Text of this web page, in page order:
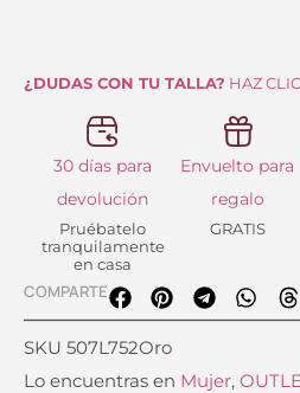
¿DUDAS CON TU TALLA? HAZ
30 días para
devolución
Pruébatelo
tranquilamente
en casa
Envuelto para
regalo
GRATIS
COMPARTE
SKU 507L752Oro
Lo encuentras en Mujer,